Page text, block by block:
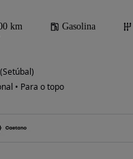
km Gasolina
• Para o topo